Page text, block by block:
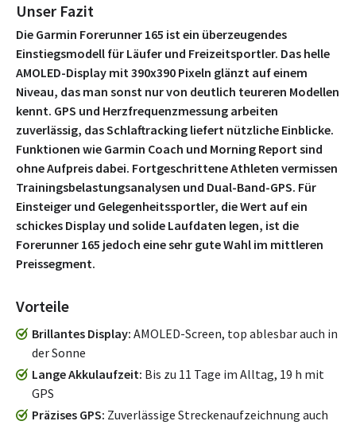
Unser Fazit
Die Garmin Forerunner 165 ist ein überzeugendes
Einstiegsmodell für Läufer und Freizeitsportler. Das helle
AMOLED-Display mit 390x390 Pixeln glänzt auf einem
Niveau, das man sonst nur von deutlich teureren Modellen
kennt. GPS und Herzfrequenzmessung arbeiten
zuverlässig, das Schlaftracking liefert nützliche Einblicke.
Funktionen wie Garmin Coach und Morning Report sind
ohne Aufpreis dabei. Fortgeschrittene Athleten vermissen
Trainingsbelastungsanalysen und Dual-Band-GPS. Für
Einsteiger und Gelegenheitssportler, die Wert auf ein
schickes Display und solide Laufdaten legen, ist die
Forerunner 165 jedoch eine sehr gute Wahl im mittleren
Preissegment.
Vorteile
Brillantes Display AMOLED-Screen, top ablesbar auch in
der Sonne
Lange Akkulaufzeit Bis zu 11 Tage im Alltag, 19 h mit
GPS
Präzises GPS Zuverlässige Streckenaufzeichnung auch